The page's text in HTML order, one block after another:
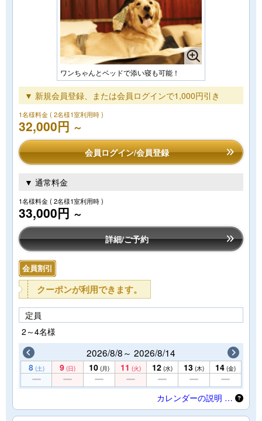
ワンちゃんとベッドで添い寝も可能！
▼ 新規会員登録、または会員ログインで1,000円引き
1名様料金( 2名様1室利用時 )
32,000円 ～
会員ログイン/会員登録
▼ 通常料金
1名様料金( 2名様1室利用時 )
33,000円 ～
詳細/ご予約
会員割引
クーポンが利用できます。
定員
2～4名様
2026/8/8～ 2026/8/14
8 (土) 9 (日) 10 (月) 11 (火) 12 (水) 13 (木) 14 (金)
カレンダーの説明 …